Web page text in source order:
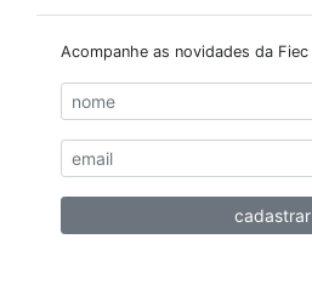
Acompanhe as novidades da Fiec